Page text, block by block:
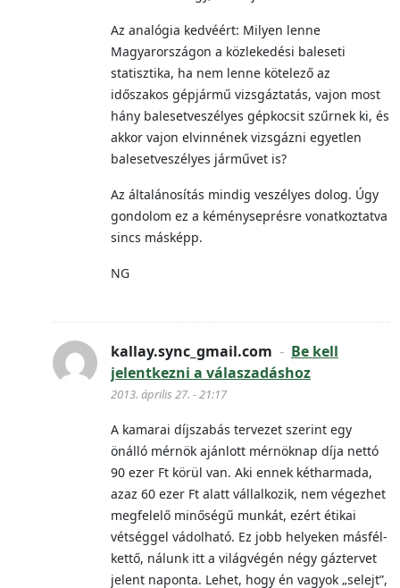
Az analógia kedvéért: Milyen lenne
Magyarországon a közlekedési baleseti
statisztika, ha nem lenne kötelező az
időszakos gépjármű vizsgáztatás, vajon most
hány balesetveszélyes gépkocsit szűrnek ki, és
akkor vajon elvinnének vizsgázni egyetlen
balesetveszélyes járművet is?
Az általánosítás mindig veszélyes dolog. Úgy
gondolom ez a kéményseprésre vonatkoztatva
sincs másképp.
NG
kallay.sync_gmail.com - Be kell
jelentkezni a válaszadáshoz
2013. április 27. - 21:17
A kamarai díjszabás tervezet szerint egy
önálló mérnök ajánlott mérnöknap díja nettó
90 ezer Ft körül van. Aki ennek kétharmada,
azaz 60 ezer Ft alatt vállalkozik, nem végezhet
megfelelő minőségű munkát, ezért étikai
vétséggel vádolható. Ez jobb helyeken másfél-
kettő, nálunk itt a világvégén négy gáztervet
jelent naponta. Lehet, hogy én vagyok „selejt”,